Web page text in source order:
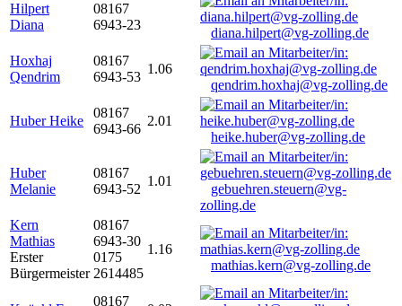
Hilpert
Diana
08167
6943-23
diana.hilpert@vg-zolling.de
Hoxhaj
Qendrim
08167
6943-53
1.06
qendrim.hoxhaj@vg-zolling.de
Huber Heike
08167
6943-66
2.01
heike.huber@vg-zolling.de
Huber
Melanie
08167
6943-52
1.01
gebuehren.steuern@vg-
zolling.de
Kern
Mathias
Erster
Bürgermeister
08167
6943-30
0175
2614485
1.16
mathias.kern@vg-zolling.de
08167